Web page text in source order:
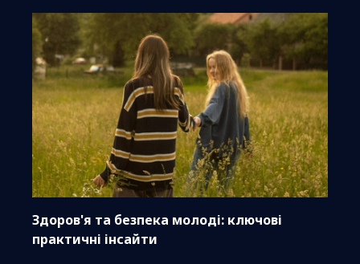
Здоров'я та безпека молоді: ключові
практичні інсайти